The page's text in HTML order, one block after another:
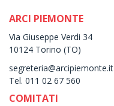
ARCI PIEMONTE
Via Giuseppe Verdi 34
10124 Torino (TO)
segreteria@arcipiemonte.it
Tel. 011 02 67 560
COMITATI